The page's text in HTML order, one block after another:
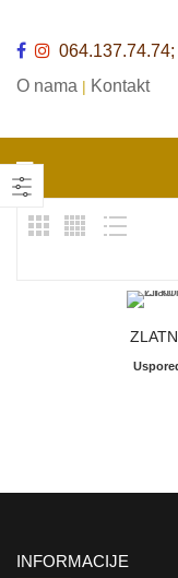
O nama | Kontakt
INFORMACIJE